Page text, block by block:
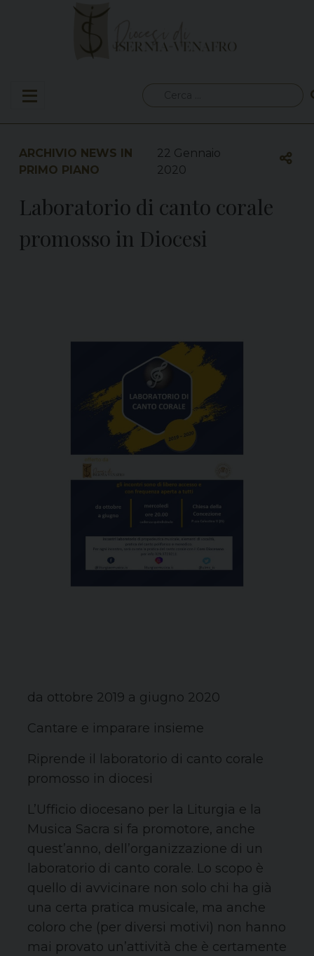
per:
ARCHIVIO NEWS IN
PRIMO PIANO
22 Gennaio
2020
Laboratorio di canto corale
promosso in Diocesi
da ottobre 2019 a giugno 2020
Cantare e imparare insieme
Riprende il laboratorio di canto corale
promosso in diocesi
L’Ufficio diocesano per la Liturgia e la
Musica Sacra si fa promotore, anche
quest’anno, dell’organizzazione di un
laboratorio di canto corale. Lo scopo è
quello di avvicinare non solo chi ha già
una certa pratica musicale, ma anche
coloro che (per diversi motivi) non hanno
mai provato un’attività che è certamente